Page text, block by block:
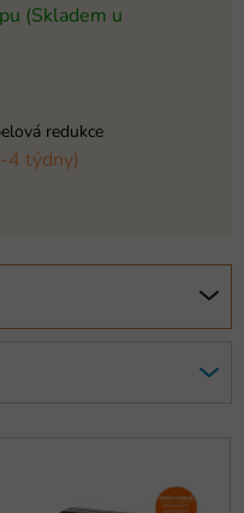
(Skladem u
redukce
4 týdny)